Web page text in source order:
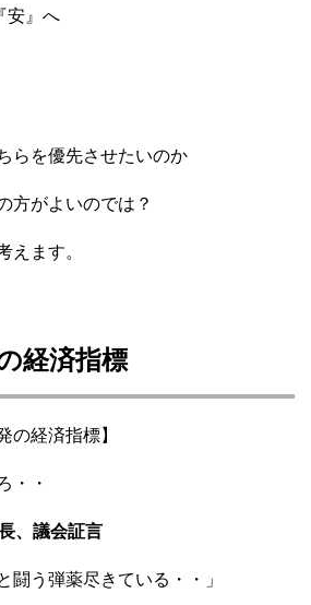
安』へ
らを優先させたいのか
方がよいのでは？
えます。
経済指標
の経済指標】
・・
、議会証言
闘う弾薬尽きている・・」